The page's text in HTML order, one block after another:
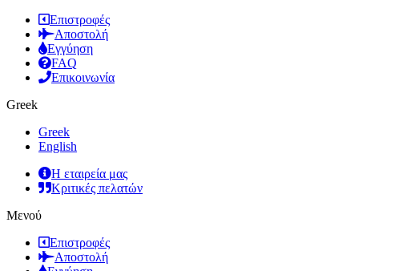
Επιστροφές
Αποστολή
Εγγύηση
FAQ
Επικοινωνία
Greek
Greek
English
Η εταιρεία μας
Κριτικές πελατών
Μενού
Επιστροφές
Αποστολή